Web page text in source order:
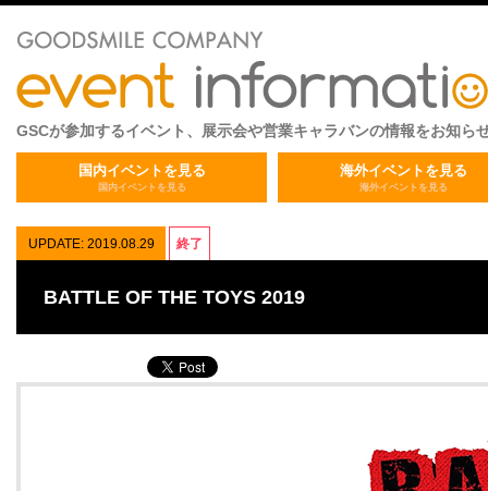
GSCが参加するイベント、展示会や営業キャラバンの情報をお知ら
国内イベントを見る
国内イベントを見る
海外イベントを見る
海外イベントを見る
UPDATE: 2019.08.29 終了
BATTLE OF THE TOYS 2019